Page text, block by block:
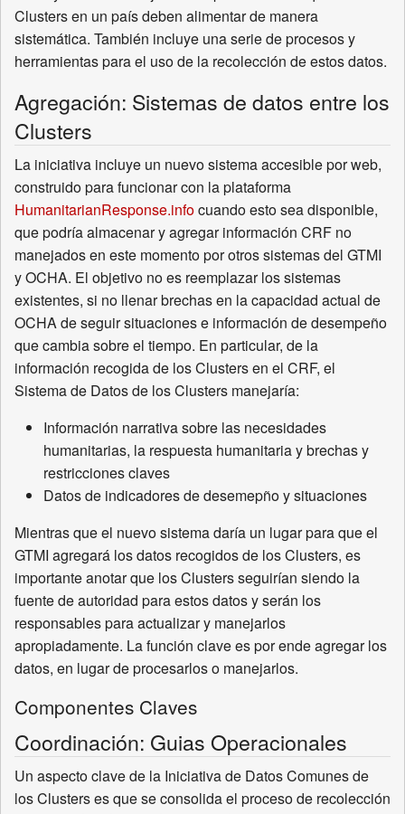
Clusters en un país deben alimentar de manera
sistemática. También incluye una serie de procesos y
herramientas para el uso de la recolección de estos datos.
Agregación: Sistemas de datos entre los
Clusters
La iniciativa incluye un nuevo sistema accesible por web,
construido para funcionar con la plataforma
HumanitarianResponse.infocuando esto sea disponible,
que podría almacenar y agregar información CRF no
manejados en este momento por otros sistemas del GTMI
y OCHA. El objetivo no es reemplazar los sistemas
existentes, si no llenar brechas en la capacidad actual de
OCHA de seguir situaciones e información de desempeño
que cambia sobre el tiempo. En particular, de la
información recogida de los Clusters en el CRF, el
Sistema de Datos de los Clusters manejaría:
Información narrativa sobre las necesidades
humanitarias, la respuesta humanitaria y brechas y
restricciones claves
Datos de indicadores de desemepño y situaciones
Mientras que el nuevo sistema daría un lugar para que el
GTMI agregará los datos recogidos de los Clusters, es
importante anotar que los Clusters seguirían siendo la
fuente de autoridad para estos datos y serán los
responsables para actualizar y manejarlos
apropiadamente. La función clave es por ende agregar los
datos, en lugar de procesarlos o manejarlos.
Componentes Claves
Coordinación: Guias Operacionales
Un aspecto clave de la Iniciativa de Datos Comunes de
los Clusters es que se consolida el proceso de recolección